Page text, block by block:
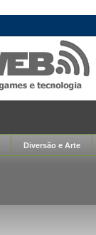
Diversão e Arte